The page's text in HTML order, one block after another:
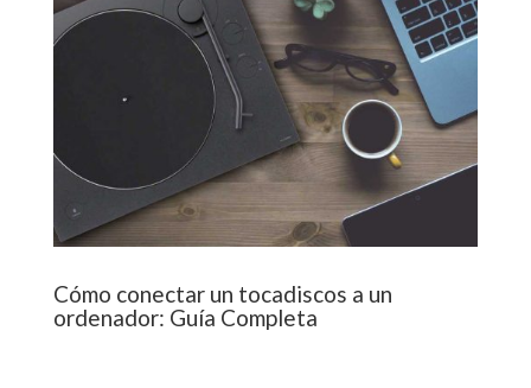
Cómo conectar un tocadiscos a un
ordenador: Guía Completa